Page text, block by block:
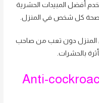
أفضل المبيدات الحشرية
كل شخص في المنزل.
المنزل دون تعب من صاحب
بالحشرات.
Anti-